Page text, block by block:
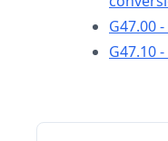
G47.00
G47.10